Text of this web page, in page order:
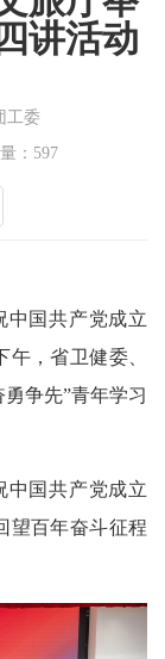
讲活动
工委
：597
国共产党成立
，省卫健委、
争先”青年学习
国共产党成立
望百年奋斗征程